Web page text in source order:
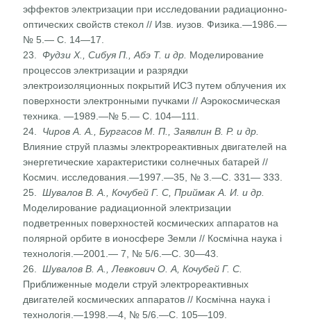
эффектов электризации при исследовании радиационно-
оптических свойств стекол // Изв. иузов. Физика.—1986.—
№ 5.— С. 14—17.
23. Фудзи X., Сибуя П., Абэ Т. и др. Моделирование
процессов электризации и разрядки
электроизоляционных покрытий ИСЗ путем облучения их
поверхности электронными пуч­ками // Аэрокосмическая
техника. —1989.—№ 5.— С. 104—111.
24. Чиров А. А., Бургасов М. П., Заявлин В. Р. и др.
Влияние струй плазмы электрореактивных двигателей на
энергети­ческие характеристики солнечных батарей //
Космич. исс­ледования.—1997.—35, № 3.—С. 331— 333.
25.Шувалов В. А., Кочубей Г. С, Приймак А. И. и др.
Моделирование радиационной электризации
подветренных поверхностей космических аппаратов на
полярной орбите в ионосфере Земли // Космічна наука і
технологія.—2001.— 7, № 5/6.—С. 30—43.
26.Шувалов В. А., Левкович О. А, Кочубей Г. С.
Приближен­ные модели струй электрореактивных
двигателей космиче­ских аппаратов // Космічна наука і
технологія.—1998.—4, № 5/6.—С. 105—109.